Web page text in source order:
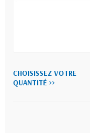
CHOISISSEZ VOTRE
QUANTITÉ >>